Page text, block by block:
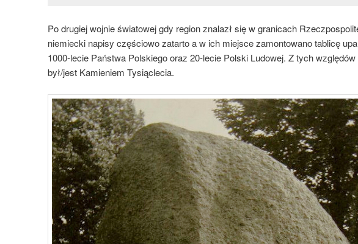
Po drugiej wojnie światowej gdy region znalazł się w granicach
niemiecki napisy częściowo zatarto a w ich miejsce zamontowano tablicę
1000-lecie Państwa Polskiego oraz 20-lecie Polski Ludowej. Z tych
był/jest Kamieniem Tysiąclecia.